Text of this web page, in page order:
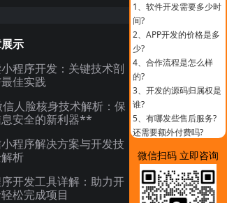
示
程序开发：关键技术剖
佳实践
人脸核身技术解析：保
安全的新利器**
程序解决方案与开发技
析
开发工具详解：助力开
松完成项目
1、 软件开发需要多少时
间?
2、 APP开发的价格是多
少?
4、 合作流程是怎么样
的?
3、 开发的源码归属权是
谁?
5、 有哪发些售后服务?
还需要额外付费吗?
微信扫码 立即咨询